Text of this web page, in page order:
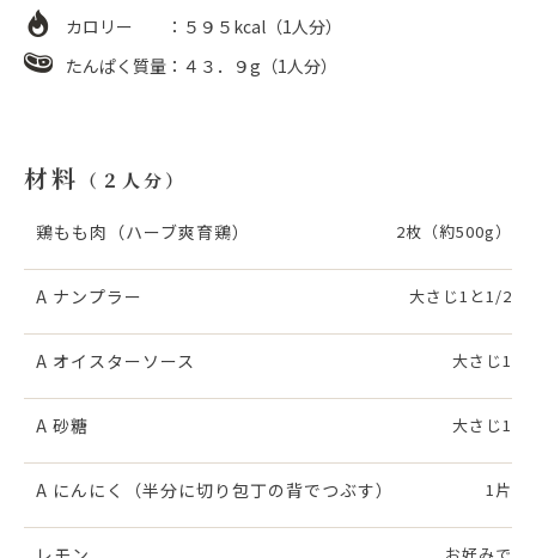
採用情報
カロリー ：５９５kcal（1人分）
たんぱく質量：４３．９g（1人分）
材料 （２人分）
鶏もも肉（ハーブ爽育鶏） 2枚（約500g）
A ナンプラー 大さじ1と1/2
A オイスターソース 大さじ1
A 砂糖 大さじ1
A にんにく（半分に切り包丁の背でつぶす） 1片